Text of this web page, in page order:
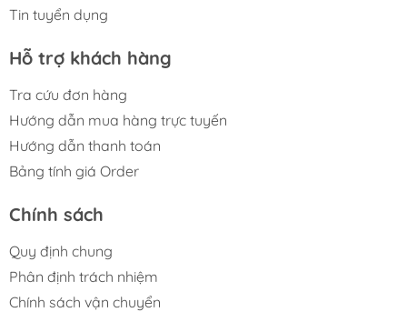
Tin tuyển dụng
Hỗ trợ khách hàng
Tra cứu đơn hàng
Hướng dẫn mua hàng trực tuyến
Hướng dẫn thanh toán
Bảng tính giá Order
Chính sách
Quy định chung
Phân định trách nhiệm
Chính sách vận chuyển